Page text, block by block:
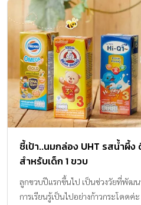
ชี้เป้า..นมกล่อง UHT รสน้ำผึ้ง
สำหรับเด็ก 1 ขวบ
ลูกขวบปีแรกขึ้นไป เป็นช่วงวัยที่พัฒน
การเรียนรู้เป็นไปอย่างก้าวกระโดด